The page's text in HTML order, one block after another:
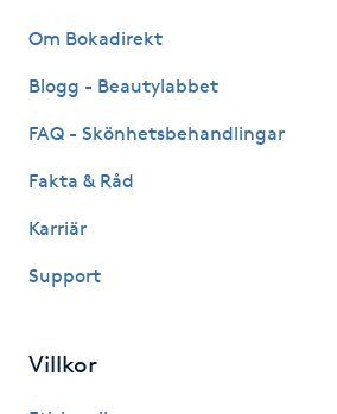
Kiropraktik
Klippning
Koppningsmassage
Om Bokadirekt
Blogg - Beautylabbet
FAQ - Skönhetsbehandlingar
Fakta & Råd
Karriär
Support
Villkor